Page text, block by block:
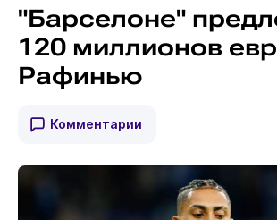
"Барселоне"
120 миллионов
Рафинью
Комментарии